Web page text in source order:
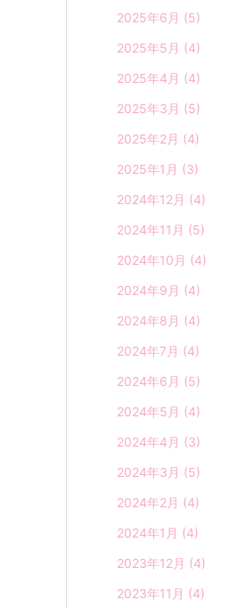
2025年6月 (5)
2025年5月 (4)
2025年4月 (4)
2025年3月 (5)
2025年2月 (4)
2025年1月 (3)
2024年12月 (4)
2024年11月 (5)
2024年10月 (4)
2024年9月 (4)
2024年8月 (4)
2024年7月 (4)
2024年6月 (5)
2024年5月 (4)
2024年4月 (3)
2024年3月 (5)
2024年2月 (4)
2024年1月 (4)
2023年12月 (4)
2023年11月 (4)